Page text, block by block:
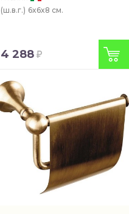
(ш.в.г.) 6x6x8 см.
4 288